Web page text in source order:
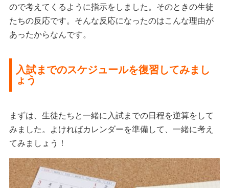
ので考えてくるように指示をしました。そのときの生徒
たちの反応です。そんな反応になったのはこんな理由が
あったからなんです。
入試までのスケジュールを復習してみまし
ょう
まずは、生徒たちと一緒に入試までの日程を逆算をして
みました。よければカレンダーを準備して、一緒に考え
てみましょう！